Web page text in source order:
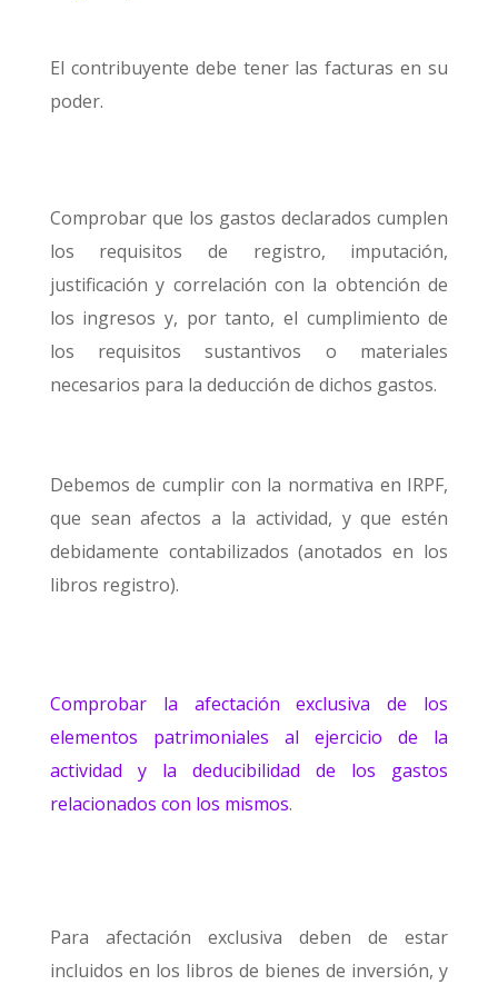
El contribuyente debe tener las facturas en su
poder.
Comprobar que los gastos declarados cumplen
los requisitos de registro, imputación,
justificación y correlación con la obtención de
los ingresos y, por tanto, el cumplimiento de
los requisitos sustantivos o materiales
necesarios para la deducción de dichos gastos.
Debemos de cumplir con la normativa en IRPF,
que sean afectos a la actividad, y que estén
debidamente contabilizados (anotados en los
libros registro).
Comprobar la afectación exclusiva de los
elementos patrimoniales al ejercicio de la
actividad y la deducibilidad de los gastos
relacionados con los mismos.
Para afectación exclusiva deben de estar
incluidos en los libros de bienes de inversión, y